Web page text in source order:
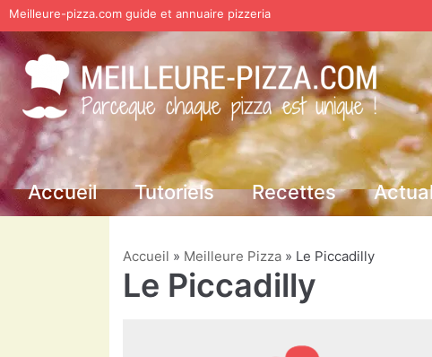
Aller
au
contenu
Meilleure-pizza.com guide et annuaire pizzeria
Accueil Tutoriels Recettes
Accueil » Meilleure Pizza » Le Piccadilly
Le Piccadilly